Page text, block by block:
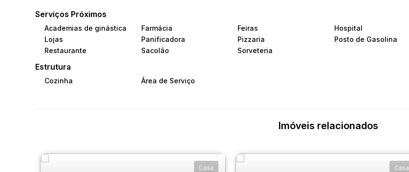
Serviços Próximos
Academias de ginástica Farmácia Feiras
Hospital
Lojas
Panificadora Pizzaria
Posto de Gasolina
Restaurante
Sacolão Sorveteria
Estrutura
Cozinha Área de Serviço
Imóveis relacionados
Casa
Casa